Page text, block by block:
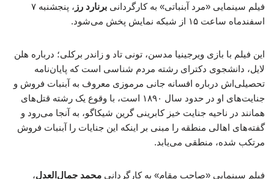
فیلم سینمایی «مرد آبنباتی» به کارگردانی برنارد رز
، پنجشنبه ۷
اسفندماه ساعت ۱۵ از شبکه نمایش پخش می‌شود.
این فیلم با بازی ویرجینیا مدسن، تونی تاد و زاندر برکلی؛ درباره هلن
لایل، دانشجوی دکترای رشته مردم شناسی است که پایان‌نامه
تحصیلی‌اش درباره افسانه جانی مرموزی معروف به آبنبات فروش و
جنایت‌های او در حدود سال ۱۸۹۰ است، با وقوع یک رشته قتل‌های
همانند در ناحیه جنایت خیز کابرینی گرین شیکاگو، به آنجا می‌رود و
گفته‌های اهالی منطقه را مبنی بر اینکه این جنایات را آبنبات فروش
مرتکب شده، منطقی می‌یابد.
فیلم سینمایی «صاحب مقام» به کارگردانی محمد جمال‌العدل،